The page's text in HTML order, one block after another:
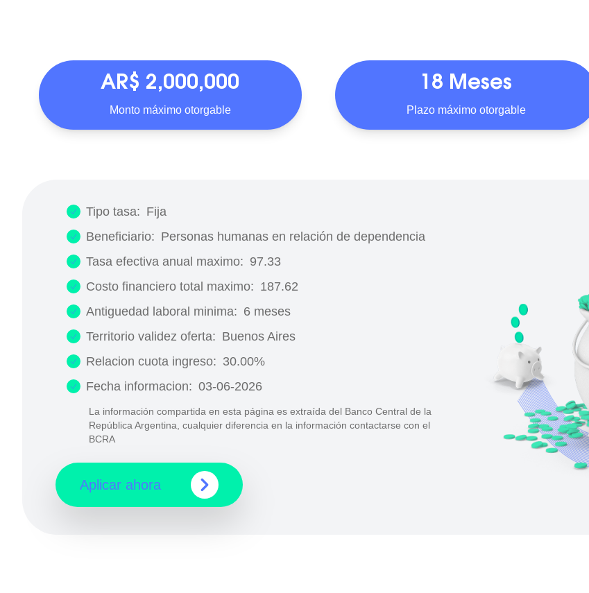
AR$ 2,000,000
Monto máximo otorgable
18 Meses
Plazo máximo otorgable
Tipo tasa: Fija
Beneficiario: Personas humanas en relación de dependencia
Tasa efectiva anual maximo: 97.33
Costo financiero total maximo: 187.62
Antiguedad laboral minima: 6 meses
Territorio validez oferta: Buenos Aires
Relacion cuota ingreso: 30.00%
Fecha informacion: 03-06-2026
La información compartida en esta página es extraída del Banco Central de la
República Argentina, cualquier diferencia en la información contactarse con el
BCRA
Aplicar ahora